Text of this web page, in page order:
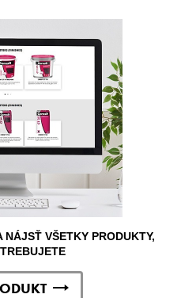
NÁJSŤ VŠETKY PRODUKTY,